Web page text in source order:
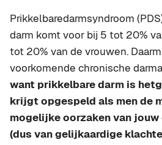
Prikkelbaredarmsyndroom
darm komt voor bij 5 tot 20%
tot 20% van de vrouwen.
voorkomende chronische
want prikkelbare darm is
krijgt opgespeld als men de
mogelijke oorzaken van
(dus van gelijkaardige